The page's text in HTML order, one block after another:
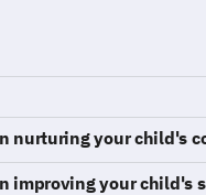
nurturing your child's
improving your child's